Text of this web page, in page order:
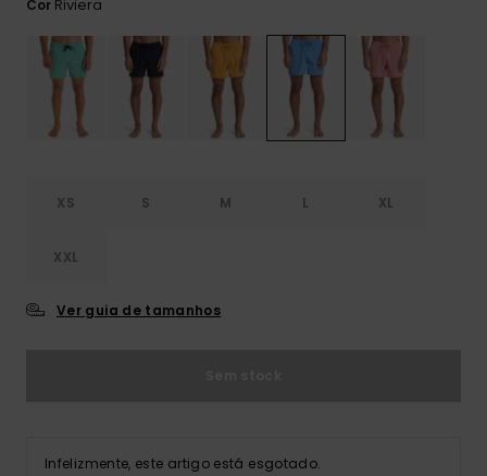
Cor Riviera
XS S M L XL
XXL
Ver guia de tamanhos
Infelizmente, este artigo está esgotado.